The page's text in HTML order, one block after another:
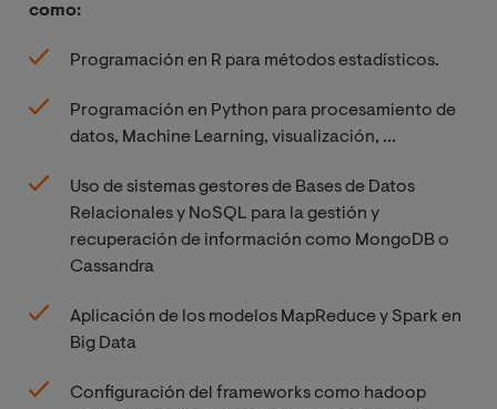
como:
Programación en R para métodos estadísticos.
Programación en Python para procesamiento de
datos, Machine Learning, visualización, ...
Uso de sistemas gestores de Bases de Datos
Relacionales y NoSQL para la gestión y
recuperación de información como MongoDB o
Cassandra
Aplicación de los modelos MapReduce y Spark en
Big Data
Configuración del frameworks como hadoop